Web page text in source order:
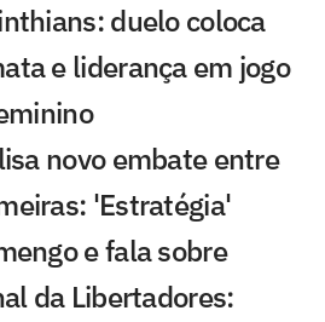
duelo coloca
e liderança em jogo
novo embate entre
'Estratégia'
e fala sobre
da Libertadores: